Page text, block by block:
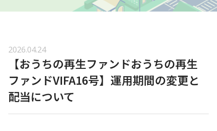
2026.04.24
【おうちの再生ファンドおうちの再生
ファンドVIFA16号】運用期間の変更と
配当について